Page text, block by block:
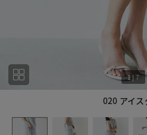
020 アイス
1 | 7